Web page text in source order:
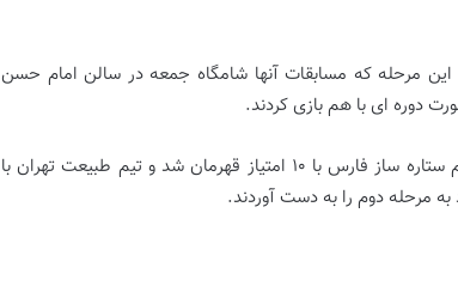
مرحله که مسابقات آنها شامگاه جمعه در سالن امام حسن
دوره ای با هم بازی کردند.
نگین پاکدل ادامه داد: پس از انجام بازی‌های دوره ای تیم ستاره ساز فارس با ۱۰ امتیاز قهرمان شد و تیم طبیعت تهران با
مرحله دوم را به دست آوردند.